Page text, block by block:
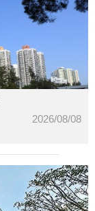
2026/08/08